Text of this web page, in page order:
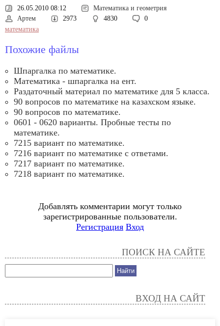
26.05.2010 08:12
Математика и геометрия
Артем
2973 4830
0
математика
Похожие файлы
Шпаргалка по математике.
Математика - шпаргалка на ент.
Раздаточный материал по математике для 5 класса.
90 вопросов по математике на казахском языке.
90 вопросов по математике.
0601 - 0620 варианты. Пробные тесты по
математике.
7215 вариант по математике.
7216 вариант по математике с ответами.
7217 вариант по математике.
7218 вариант по математике.
Добавлять комментарии могут только
зарегистрированные пользователи.
Регистрация Вход
ПОИСК НА САЙТЕ
ВХОД НА САЙТ